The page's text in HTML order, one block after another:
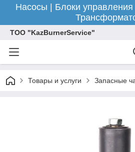
Насосы | Блоки управления
ТОО "KazBurnerService"
Товары и услуги Запасные